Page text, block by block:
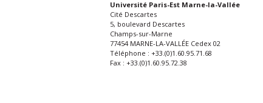
Université Paris-Est Marne-la-Vallée
Cité Descartes
5, boulevard Descartes
Champs-sur-Marne
77454 MARNE-LA-VALLÉE Cedex 02
Téléphone : +33.(0)1.60.95.71.68
Fax : +33.(0)1.60.95.72.38